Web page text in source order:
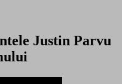
Justin Parvu